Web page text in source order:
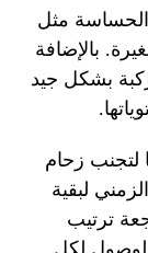
الحساسة مثل
بالإضافة
بشكل جيد
لتجنب زحام
لبقية
ترتيب
لكل